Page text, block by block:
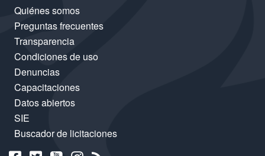
Quiénes somos
Preguntas frecuentes
Transparencia
Condiciones de uso
Denuncias
Capacitaciones
Datos abiertos
SIE
Buscador de licitaciones